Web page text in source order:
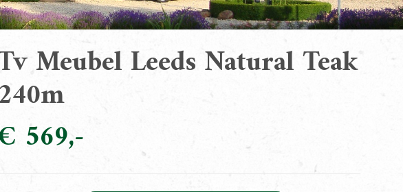
Meubel Leeds Natural Teak
569